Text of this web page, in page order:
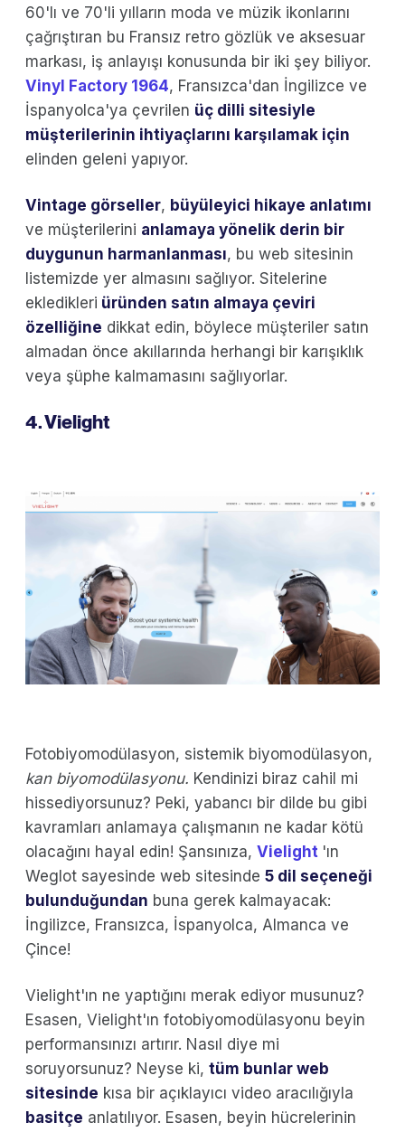
60'lı ve 70'li yılların moda ve müzik ikonlarını
çağrıştıran bu Fransız retro gözlük ve aksesuar
markası, iş anlayışı konusunda bir iki şey biliyor.
Vinyl Factory 1964, Fransızca'dan İngilizce ve
İspanyolca'ya çevrilen üç dilli sitesiyle
müşterilerinin ihtiyaçlarını karşılamak için
elinden geleni yapıyor.
Vintage görseller, büyüleyici hikaye anlatımı
ve müşterilerini anlamaya yönelik derin bir
duygunun harmanlanması, bu web sitesinin
listemizde yer almasını sağlıyor. Sitelerine
ekledikleri üründen satın almaya çeviri
özelliğine dikkat edin, böylece müşteriler satın
almadan önce akıllarında herhangi bir karışıklık
veya şüphe kalmamasını sağlıyorlar.
4. Vielight
Fotobiyomodülasyon, sistemik biyomodülasyon,
kan biyomodülasyonu. Kendinizi biraz cahil mi
hissediyorsunuz? Peki, yabancı bir dilde bu gibi
kavramları anlamaya çalışmanın ne kadar kötü
olacağını hayal edin! Şansınıza, Vielight 'ın
Weglot sayesinde web sitesinde 5 dil seçeneği
bulunduğundan buna gerek kalmayacak:
İngilizce, Fransızca, İspanyolca, Almanca ve
Çince!
Vielight'ın ne yaptığını merak ediyor musunuz?
Esasen, Vielight'ın fotobiyomodülasyonu beyin
performansınızı artırır. Nasıl diye mi
soruyorsunuz? Neyse ki, tüm bunlar web
sitesinde kısa bir açıklayıcı video aracılığıyla
basitçe anlatılıyor. Esasen, beyin hücrelerinin